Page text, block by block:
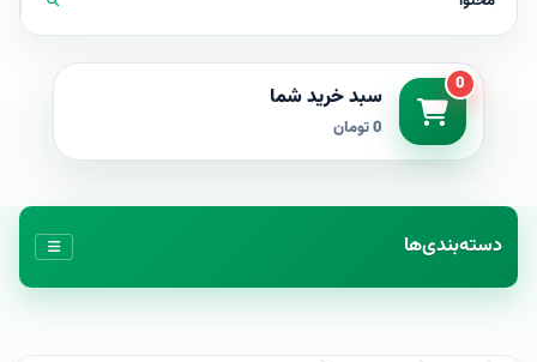
0 سبد خرید شما
0 تومان
دسته‌بندی‌ها